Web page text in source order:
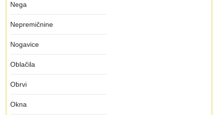
Nega
Nepremičnine
Nogavice
Oblačila
Obrvi
Okna